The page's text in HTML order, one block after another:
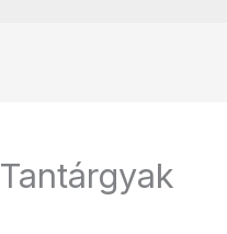
Tantárgyak